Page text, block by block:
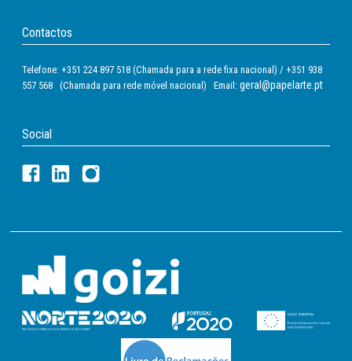
Contactos
Telefone: +351 224 897 518 (Chamada para a rede fixa nacional) / +351 938
557 568 (Chamada para rede móvel nacional) Email: geral@papelarte.pt
Social